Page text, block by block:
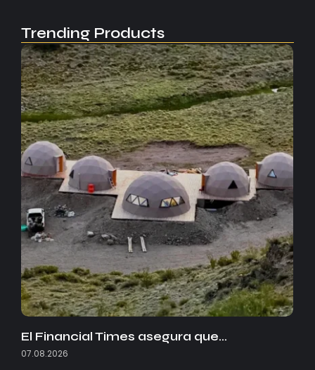
Trending Products
El Financial Times asegura que…
07.08.2026